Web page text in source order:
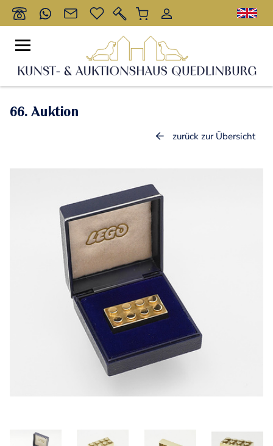
66. Auktion
zurück zur Übersicht